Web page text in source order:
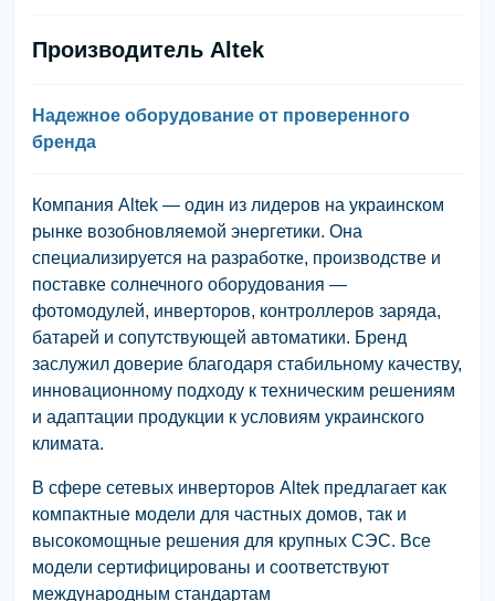
Производитель Altek
Надежное оборудование от проверенного
бренда
Компания Altek — один из лидеров на украинском
рынке возобновляемой энергетики. Она
специализируется на разработке, производстве и
поставке солнечного оборудования —
фотомодулей, инверторов, контроллеров заряда,
батарей и сопутствующей автоматики. Бренд
заслужил доверие благодаря стабильному качеству,
инновационному подходу к техническим решениям
и адаптации продукции к условиям украинского
климата.
В сфере сетевых инверторов Altek предлагает как
компактные модели для частных домов, так и
высокомощные решения для крупных СЭС. Все
модели сертифицированы и соответствуют
международным стандартам